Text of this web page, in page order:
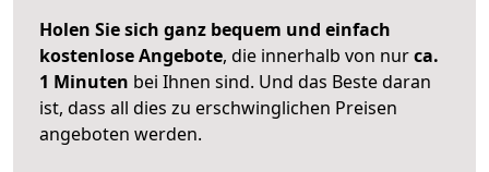
Holen Sie sich ganz bequem und einfach
kostenlose Angebote, die innerhalb von nurca.
1 Minuten bei Ihnen sind. Und das Beste daran
ist, dass all dies zu erschwinglichen Preisen
angeboten werden.